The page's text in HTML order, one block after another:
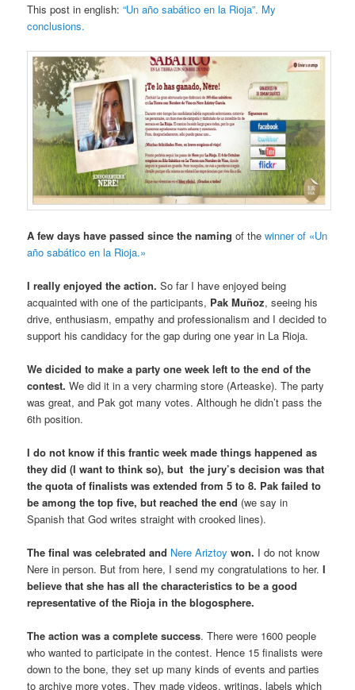
This post in english: “Un año sabático en la Rioja”. My
conclusions.
A few days have passed since the naming of thewinner of «Un
año sabático en la Rioja.»
I really enjoyed the action. So far I have enjoyed being
acquainted with one of the participants, Pak Muñoz, seeing his
drive, enthusiasm, empathy and professionalism and I decided to
support his candidacy for the gap during one year in La Rioja.
We dicided to make a party one week left to the end of the
contest.We did it in a very charming store (Arteaske). The party
was great, and Pak got many votes. Although he didn’t pass the
6th position.
I do not know if this frantic week made things happened as
they did (I want to think so), but the jury’s decision was that
the quota of finalists was extended from 5 to 8. Pak failed to
be among the top five, but reached the end (we say in
Spanish that God writes straight with crooked lines).
The final was celebrated and Nere Ariztoy won. I do not know
Nere in person. But from here, I send my congratulations to her.I
believe that she has all the characteristics to be a good
representative of the Rioja in the blogosphere.
The action was a complete success. There were 1600 people
who wanted to participate in the contest. Hence 15 finalists were
down to the bone, they set up many kinds of events and parties
to archive more votes. They made videos, writings, labels which